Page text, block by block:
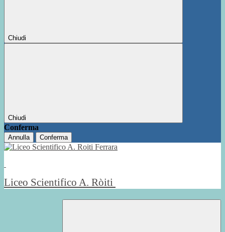
Chiudi
Chiudi
Conferma
Annulla Conferma
Liceo Scientifico A. Ròiti